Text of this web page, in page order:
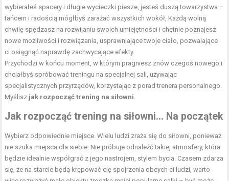
wybierałeś spacery i długie wycieczki piesze, jesteś duszą towarzystwa –
tańcem i radością mógłbyś zarażać wszystkich wokół, Każdą wolną
chwilę spędzasz na rozwijaniu swoich umiejętności i chętnie poznajesz
nowe możliwości i rozwiązania, usprawniające twoje ciało, pozwalające
ci osiągnąć naprawdę zachwycające efekty.
Przychodzi w końcu moment, w którym pragniesz znów czegoś nowego i
chciałbyś spróbować treningu na specjalnej sali, używając
specjalistycznych przyrządów, korzystając z porad trenera personalnego.
Myślisz jak rozpocząć trening na siłowni
Jak rozpocząć trening na siłowni… Na początek
Wybierz odpowiednie miejsce. Wielu ludzi zraża się do siłowni, ponieważ
nie szuka miejsca dla siebie. Nie próbuje odnaleźć takiej atmosfery, która
będzie idealnie współgrać z jego nastrojem, stylem bycia. Czasem zdarza
się, że na starcie będą krępować cię spojrzenia obcych ci ludzi, warto